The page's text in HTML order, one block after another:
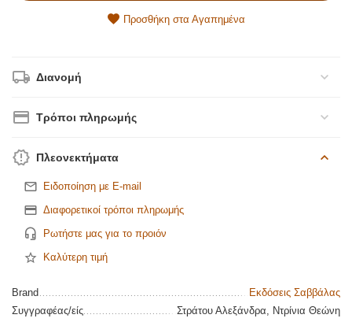
Προσθήκη στα Αγαπημένα
Διανομή
Τρόποι πληρωμής
Πλεονεκτήματα
Ειδοποίηση με E-mail
Διαφορετικοί τρόποι πληρωμής
Ρωτήστε μας για το προιόν
Καλύτερη τιμή
Brand
Εκδόσεις Σαββάλας
Συγγραφέας/είς
Στράτου Αλεξάνδρα, Ντρίνια Θεώνη